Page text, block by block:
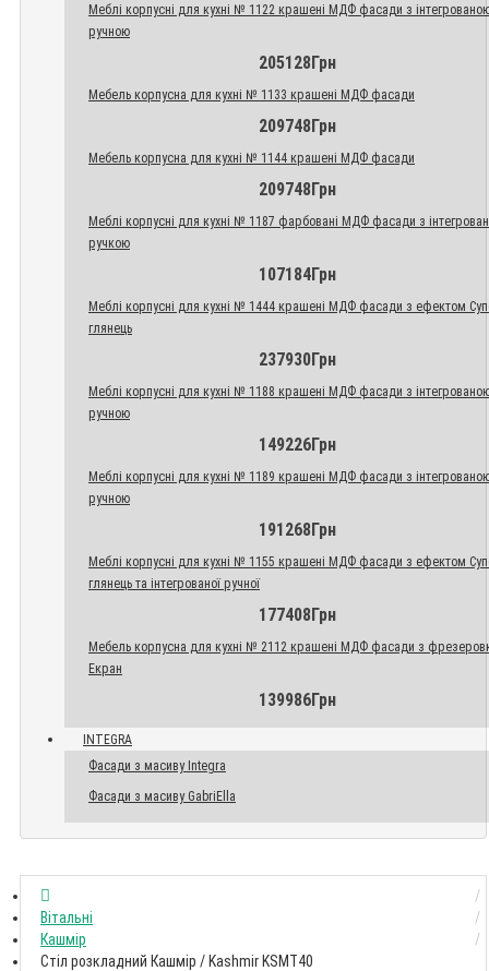
Меблі корпусні для кухні № 1122 крашені МДФ фасади з
ручною
205128Грн
Мебель корпусна для кухні № 1133 крашені МДФ фасади
209748Грн
Мебель корпусна для кухні № 1144 крашені МДФ фасади
209748Грн
Меблі корпусні для кухні № 1187 фарбовані МДФ фасади з
ручкою
107184Грн
Меблі корпусні для кухні № 1444 крашені МДФ фасади з ефектом
глянець
237930Грн
Меблі корпусні для кухні № 1188 крашені МДФ фасади з
ручною
149226Грн
Меблі корпусні для кухні № 1189 крашені МДФ фасади з
ручною
191268Грн
Меблі корпусні для кухні № 1155 крашені МДФ фасади з ефектом
глянець та інтегрованої ручної
177408Грн
Мебель корпусна для кухні № 2112 крашені МДФ фасади з
Екран
139986Грн
INTEGRA
Фасади з масиву Integra
Фасади з масиву GabriElla
Вітальні
Кашмір
Стіл розкладний Кашмір / Kashmir KSMT40